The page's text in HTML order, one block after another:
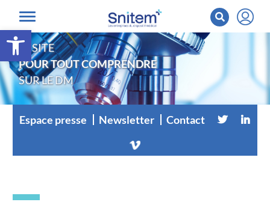
Ouvrir la barre d’outils
LE SITE
POUR TOUT COMPRENDRE
SUR LE DM
Espace presse Newsletter Contact